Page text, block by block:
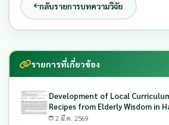
กลับรายการบทความวิจัย
รายการที่เกี่ยวข้อง
Development of Local
Recipes from Elderly Wisdom in
Lampang Province Northern of
2 มี.ค. 2569